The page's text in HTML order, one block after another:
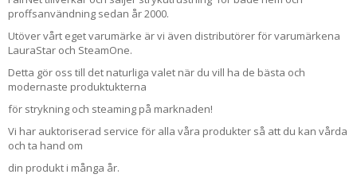
proffsanvändning sedan år 2000.
Utöver vårt eget varumärke är vi även distributörer för varumärkena
LauraStar och SteamOne.
Detta gör oss till det naturliga valet när du vill ha de bästa och
modernaste produktukterna
för strykning och steaming på marknaden!
Vi har auktoriserad service för alla våra produkter så att du kan vårda
och ta hand om
din produkt i många år.